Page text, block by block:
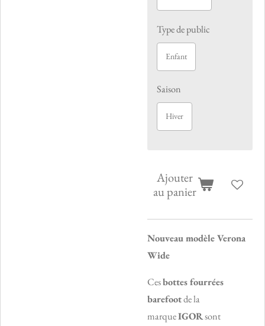
Type de public
Enfant
Saison
Hiver
Ajouter
au panier
Nouveau modèle Verona
Wide
Cesbottes fourrées
barefootde la
marqueIGORsont